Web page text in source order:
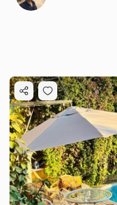
4.7